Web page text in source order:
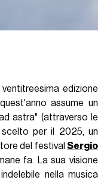
edizione
assume un
astra" (attraverso le
per il 2025, un
del festival Sergio
fa. La sua visione
nella musica